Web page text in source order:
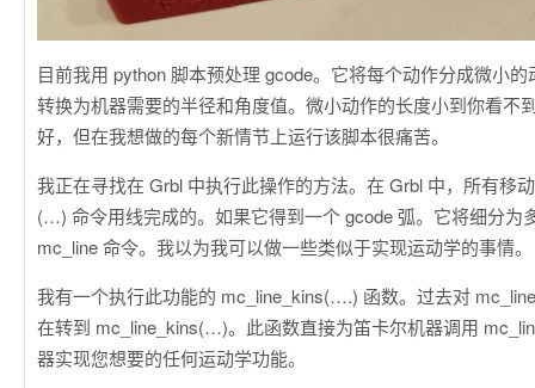
目前我用 python 脚本预处理 gcode。它将每个动作分成微小
转换为机器需要的半径和角度值。微小动作的长度小到你看不
好，但在我想做的每个新情节上运行该脚本很痛苦。
我正在寻找在 Grbl 中执行此操作的方法。在 Grbl 中，所有移
(…) 命令用线完成的。如果它得到一个 gcode 弧。它将细分为
mc_line 命令。我以为我可以做一些类似于实现运动学的事情。
我有一个执行此功能的 mc_line_kins(….) 函数。过去对
在转到 mc_line_kins(…)。此函数直接为笛卡尔机器调用
器实现您想要的任何运动学功能。